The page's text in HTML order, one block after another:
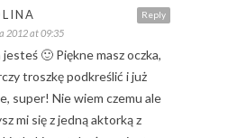
Reply
2012 at 09:35
jesteś 🙂 Piękne masz oczka,
troszkę podkreślić i już
super! Nie wiem czemu ale
mi się z jedną aktorką z